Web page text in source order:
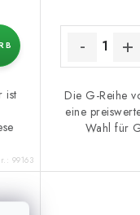
ist
99163
Die G-Reihe
eine
Wahl für